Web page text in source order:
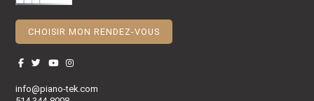
CHOISIR MON RENDEZ-VOUS
info@piano-tek.com